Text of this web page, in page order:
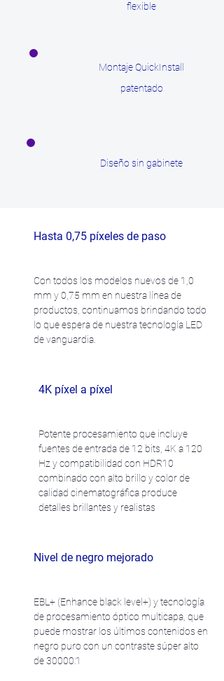
flexible
Montaje QuickInstall
patentado
Diseño sin gabinete
Hasta 0,75 píxeles de paso
Con todos los modelos nuevos de 1,0
mm y 0,75 mm en nuestra línea de
productos, continuamos brindando todo
lo que espera de nuestra tecnología LED
de vanguardia.
4K píxel a píxel
Potente procesamiento que incluye
fuentes de entrada de 12 bits, 4K a 120
Hz y compatibilidad con HDR10
combinado con alto brillo y color de
calidad cinematográfica produce
detalles brillantes y realistas
Nivel de negro mejorado
EBL+ (Enhance black level+) y tecnología
de procesamiento óptico multicapa, que
puede mostrar los últimos contenidos en
negro puro con un contraste súper alto
de 30000:1